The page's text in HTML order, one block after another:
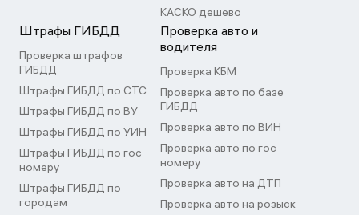
КАСКО дешево
Штрафы ГИБДД
Проверка штрафов
ГИБДД
Штрафы ГИБДД по СТС
Штрафы ГИБДД по ВУ
Штрафы ГИБДД по УИН
Штрафы ГИБДД по гос
номеру
Штрафы ГИБДД по
городам
Проверка авто и
водителя
Проверка КБМ
Проверка авто по базе
ГИБДД
Проверка авто по ВИН
Проверка авто по гос
номеру
Проверка авто на ДТП
Проверка авто на розыск